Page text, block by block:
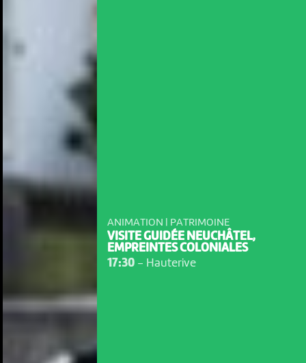
ANIMATION | PATRIMOINE
VISITE GUIDÉE NEUCHÂTEL,
EMPREINTES COLONIALES
17:30- Hauterive